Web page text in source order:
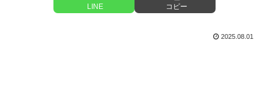
LINE コピー
2025.08.01